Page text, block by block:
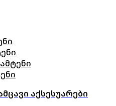
აქსესუარები